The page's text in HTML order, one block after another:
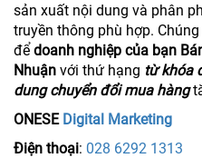
sản xuất nội dung và phân
truyền thông phù hợp.
để doanh nghiệp của bạn
Nhuận với thứ hạng từ khóa
dung chuyển đổi mua hàng
ONESE Digital Marketing
Điện thoại: 028 6292 1313